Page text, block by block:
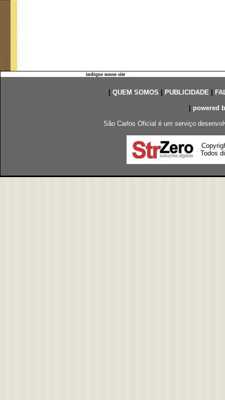
indique nosso site
QUEM SOMOS PUBLICIDADE|
powered
São Carlos Oficial é um serviço
Todos